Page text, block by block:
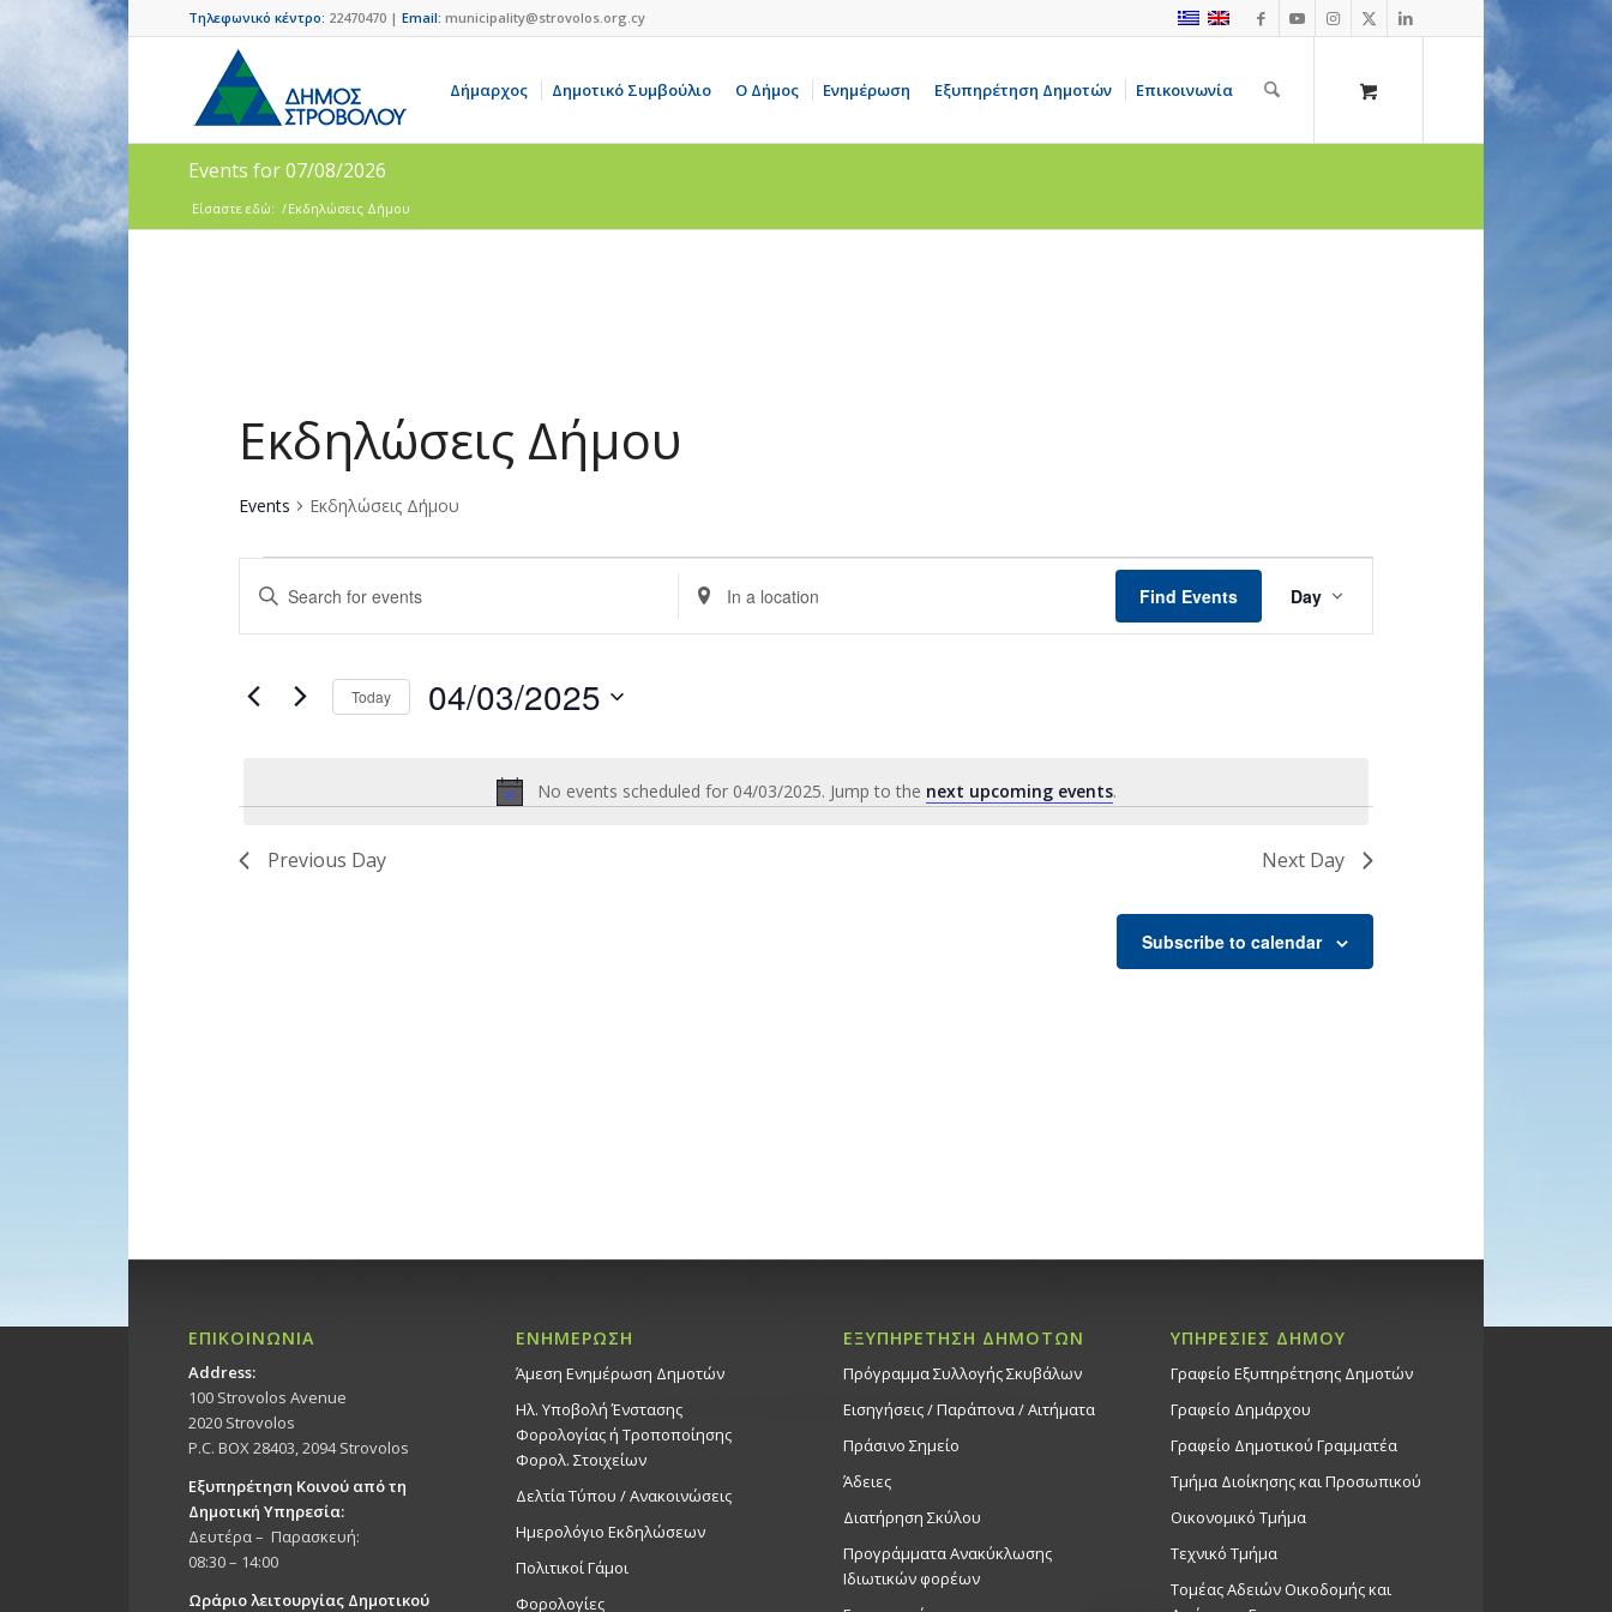
Τηλεφωνικό κέντρο: 22470470 | Email: municipality@strovolos.org.cy
Δήμαρχος Δημοτικό Συμβούλιο Ο Δήμος Ενημέρωση Εξυπηρέτηση Δημοτών Επικοινωνία
Events for 07/08/2026
Είσαστε εδώ: /Εκδηλώσεις Δήμου
Εκδηλώσεις Δήμου
Events Εκδηλώσεις Δήμου
Notice
No events scheduled for 04/03/2025. Jump to the next upcoming events.
Events
Search
and
Views
Navigation
Enter
Keyword.
Search
Events
Enter
Location.
Search
Find Events
Views
Day
Today 04/03/2025
Previous Day Next Day
Subscribe to calendar
ΕΠΙΚΟΙΝΩΝΙΑ
Address:
100 Strovolos Avenue
2020 Strovolos
P.C. BOX 28403, 2094 Strovolos
Εξυπηρέτηση Κοινού από τη
Δημοτική Υπηρεσία:
Δευτέρα – Παρασκευή:
08:30 – 14:00
Ωράριο λειτουργίας Δημοτικού
ΕΝΗΜΕΡΩΣΗ
Άμεση Ενημέρωση Δημοτών
Ηλ. Υποβολή Ένστασης
Φορολογίας ή Τροποποίησης
Φορολ. Στοιχείων
Δελτία Τύπου / Ανακοινώσεις
Ημερολόγιο Εκδηλώσεων
Πολιτικοί Γάμοι
Φορολογίες
ΕΞΥΠΗΡΕΤΗΣΗ ΔΗΜΟΤΩΝ
Πρόγραμμα Συλλογής Σκυβάλων
Εισηγήσεις / Παράπονα / Αιτήματα
Πράσινο Σημείο
Άδειες
Διατήρηση Σκύλου
Προγράμματα Ανακύκλωσης
Ιδιωτικών φορέων
ΥΠΗΡΕΣΙΕΣ ΔΗΜΟΥ
Γραφείο Εξυπηρέτησης Δημοτών
Γραφείο Δημάρχου
Γραφείο Δημοτικού Γραμματέα
Τμήμα Διοίκησης και Προσωπικού
Οικονομικό Τμήμα
Τεχνικό Τμήμα
Τομέας Αδειών Οικοδομής και